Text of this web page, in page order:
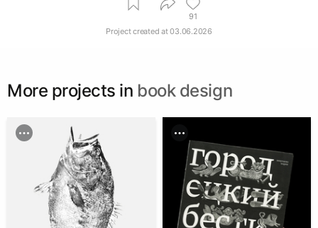
91
Project created at03.06.2026
More projects in book design